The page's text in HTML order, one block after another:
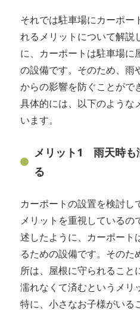
それでは駐車場にカーポー
れるメリットについて解説
に、カーポートは駐車場に
の設備です。そのため、雨
からの影響を防ぐことがで
具体的には、以下のような
います。
メリット1 雨天時も
る
カーポートの設置を検討し
メリットを重視しているの
述したように、カーポート
るための設備です。そのた
所は、屋根に守られること
濡れなくて済むというメリ
特に、小さなお子様がいる